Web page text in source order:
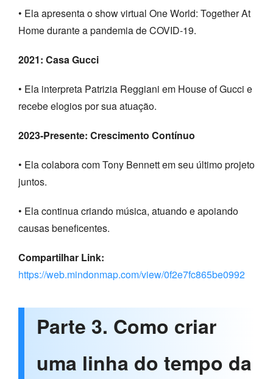
• Ela apresenta o show virtual One World: Together At
Home durante a pandemia de COVID-19.
2021: Casa Gucci
• Ela interpreta Patrizia Reggiani em House of Gucci e
recebe elogios por sua atuação.
2023-Presente: Crescimento Contínuo
• Ela colabora com Tony Bennett em seu último projeto
juntos.
• Ela continua criando música, atuando e apoiando
causas beneficentes.
Compartilhar Link:
https://web.mindonmap.com/view/0f2e7fc865be0992
Parte 3. Como criar
uma linha do tempo da